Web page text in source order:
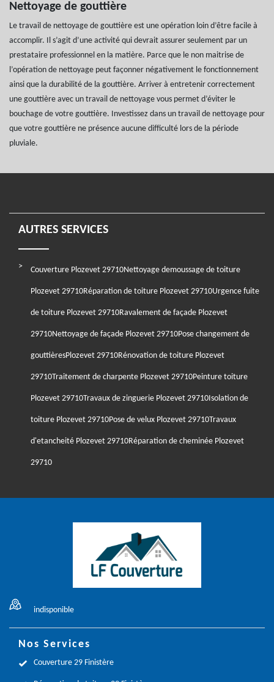
Nettoyage de gouttière
Le travail de nettoyage de gouttière est une opération loin d’être facile à
accomplir. Il s’agit d’une activité qui devrait assurer seulement par un
prestataire professionnel en la matière. Parce que le non maitrise de
l’opération de nettoyage peut façonner négativement le fonctionnement
ainsi que la durabilité de la gouttière. Arriver à entretenir correctement
une gouttière avec un travail de nettoyage vous permet d’éviter le
bouchage de votre gouttière. Investissez dans un travail de nettoyage pour
que votre gouttière ne présence aucune difficulté lors de la période
pluviale.
AUTRES SERVICES
Couverture Plozevet 29710Nettoyage demoussage de toiture
Plozevet 29710Réparation de toiture Plozevet 29710Urgence fuite
de toiture Plozevet 29710Ravalement de façade Plozevet
29710Nettoyage de façade Plozevet 29710Pose changement de
gouttièresPlozevet 29710Rénovation de toiture Plozevet
29710Traitement de charpente Plozevet 29710Peinture toiture
Plozevet 29710Travaux de zinguerie Plozevet 29710Isolation de
toiture Plozevet 29710Pose de velux Plozevet 29710Travaux
d'etancheité Plozevet 29710Réparation de cheminée Plozevet
29710
indisponible
Nos Services
Couverture 29 Finistère